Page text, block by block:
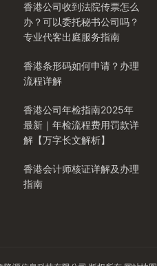
香港公司收到法院传票怎么
办？可以委托秘书公司吗？
专业代客出庭服务指南
香港条形码如何申请？办理
流程详解
香港公司年检指南2025年
最新｜年检流程费用罚款详
解【万字长文解析】
香港会计师核证详解及办理
指南